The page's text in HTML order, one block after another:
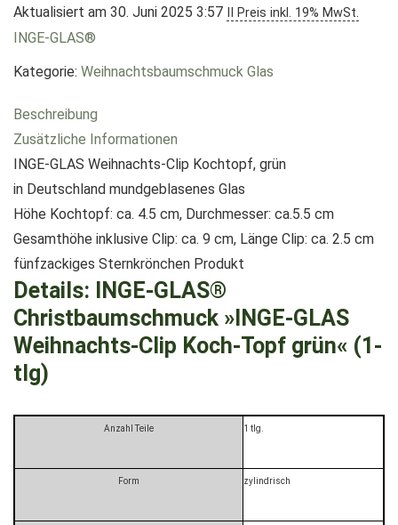
Aktualisiert am 30. Juni 2025 3:57 II Preis inkl. 19% MwSt.
INGE-GLAS®
Kategorie: Weihnachtsbaumschmuck Glas
Beschreibung
Zusätzliche Informationen
INGE-GLAS Weihnachts-Clip Kochtopf, grün
in Deutschland mundgeblasenes Glas
Höhe Kochtopf: ca. 4.5 cm, Durchmesser: ca.5.5 cm
Gesamthöhe inklusive Clip: ca. 9 cm, Länge Clip: ca. 2.5 cm
fünfzackiges Sternkrönchen Produkt
Details:
INGE-GLAS®
Christbaumschmuck »INGE-GLAS
Weihnachts-Clip Koch-Topf grün« (1-
tlg)
Anzahl Teile 1 tlg.
Form zylindrisch